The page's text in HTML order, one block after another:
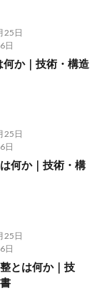
25日
日
何か｜技術・構造
25日
日
何か｜技術・構
25日
日
とは何か｜技